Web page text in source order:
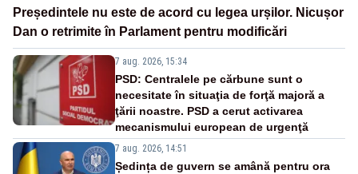
Președintele nu este de acord cu legea urșilor. Nicușor
Dan o retrimite în Parlament pentru modificări
7 aug. 2026, 15:34
PSD: Centralele pe cărbune sunt o
necesitate în situaţia de forţă majoră a
ţării noastre. PSD a cerut activarea
mecanismului european de urgenţă
7 aug. 2026, 14:51
Ședința de guvern se amână pentru ora